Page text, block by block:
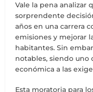
Vale la pena analizar
sorprendente
años en una carrera
emisiones y mejorar
habitantes. Sin
notables, siendo uno
económica a las
Esta moratoria para